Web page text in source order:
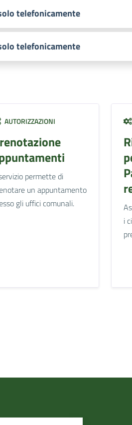
telefonicamente
telefonicamente
AUTORIZZAZIONI
permette di
un appuntamento
gli uffici comunali.
i